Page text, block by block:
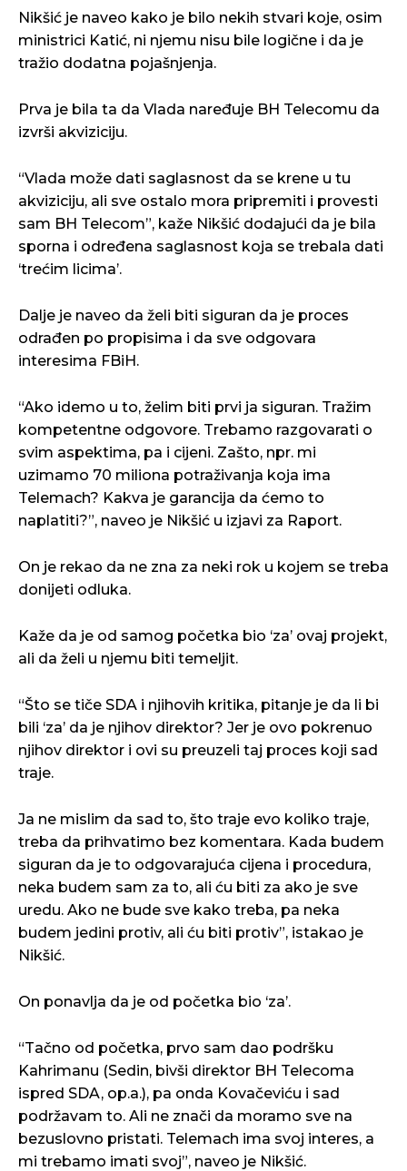
Nikšić je naveo kako je bilo nekih stvari koje, osim
ministrici Katić, ni njemu nisu bile logične i da je
tražio dodatna pojašnjenja.
Prva je bila ta da Vlada naređuje BH Telecomu da
izvrši akviziciju.
“Vlada može dati saglasnost da se krene u tu
akviziciju, ali sve ostalo mora pripremiti i provesti
sam BH Telecom”, kaže Nikšić dodajući da je bila
sporna i određena saglasnost koja se trebala dati
‘trećim licima’.
Dalje je naveo da želi biti siguran da je proces
odrađen po propisima i da sve odgovara
interesima FBiH.
“Ako idemo u to, želim biti prvi ja siguran. Tražim
kompetentne odgovore. Trebamo razgovarati o
svim aspektima, pa i cijeni. Zašto, npr. mi
uzimamo 70 miliona potraživanja koja ima
Telemach? Kakva je garancija da ćemo to
naplatiti?”, naveo je Nikšić u izjavi za Raport.
On je rekao da ne zna za neki rok u kojem se treba
donijeti odluka.
Kaže da je od samog početka bio ‘za’ ovaj projekt,
ali da želi u njemu biti temeljit.
“Što se tiče SDA i njihovih kritika, pitanje je da li bi
bili ‘za’ da je njihov direktor? Jer je ovo pokrenuo
njihov direktor i ovi su preuzeli taj proces koji sad
traje.
Ja ne mislim da sad to, što traje evo koliko traje,
treba da prihvatimo bez komentara. Kada budem
siguran da je to odgovarajuća cijena i procedura,
neka budem sam za to, ali ću biti za ako je sve
uredu. Ako ne bude sve kako treba, pa neka
budem jedini protiv, ali ću biti protiv”, istakao je
Nikšić.
On ponavlja da je od početka bio ‘za’.
“Tačno od početka, prvo sam dao podršku
Kahrimanu (Sedin, bivši direktor BH Telecoma
ispred SDA, op.a.), pa onda Kovačeviću i sad
podržavam to. Ali ne znači da moramo sve na
bezuslovno pristati. Telemach ima svoj interes, a
mi trebamo imati svoj”, naveo je Nikšić.